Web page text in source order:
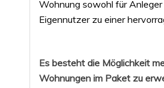
Wohnung sowohl für Anleger
Eigennutzer zu einer
Es besteht die Möglichkeit
Wohnungen im Paket zu